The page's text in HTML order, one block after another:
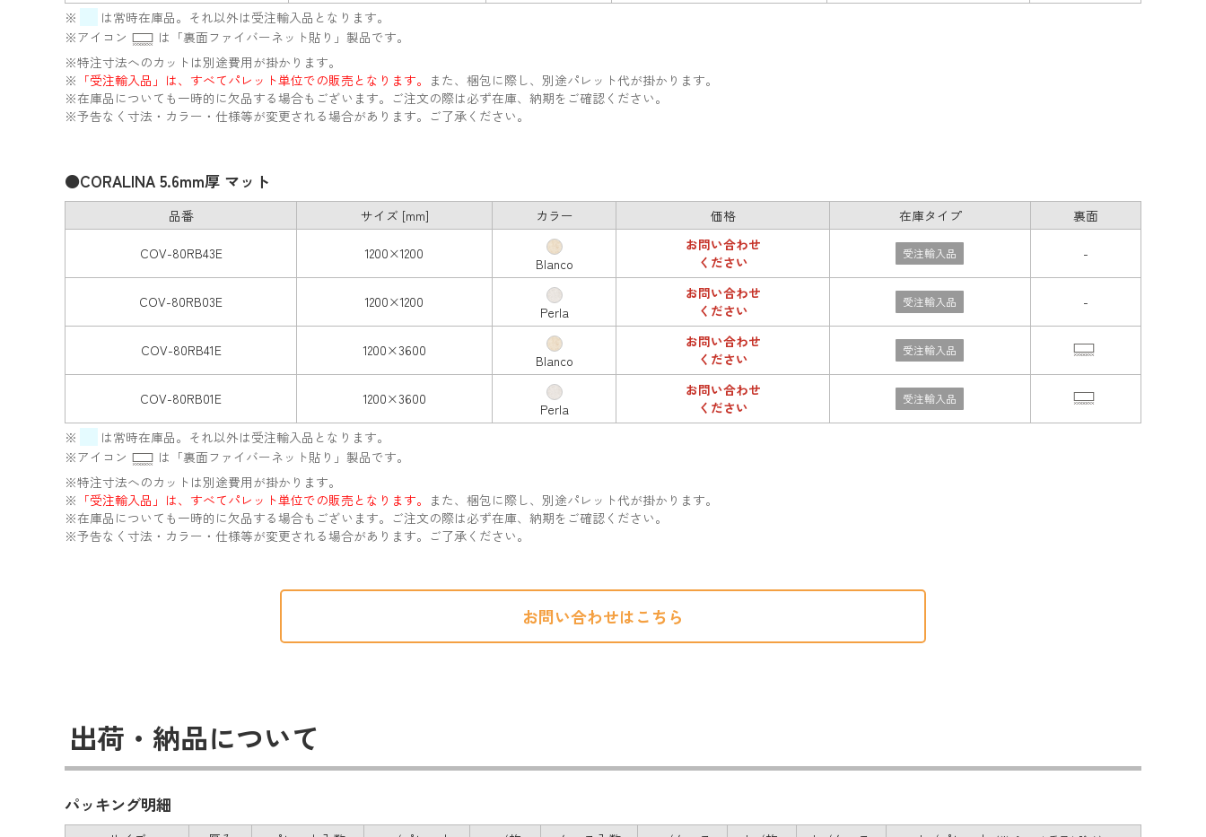
※
は常時在庫品。それ以外は受注輸入品となります。
※アイコン
は「裏面ファイバーネット貼り」製品です。
※特注寸法へのカットは別途費用が掛かります。
※ 「受注輸入品」は、すべてパレット単位での販売となります。 また、梱包に際し、別途パレット代が掛かります。
※在庫品についても一時的に欠品する場合もございます。ご注文の際は必ず在庫、納期をご確認ください。
※予告なく寸法・カラー・仕様等が変更される場合があります。ご了承ください。
●CORALINA 5.6mm厚 マット
品番 サイズ [mm] カラー 価格 在庫タイプ 裏面
COV-80RB43E 1200×1200
Blanco
お問い合わせ
ください
受注輸入品 -
COV-80RB03E 1200×1200
Perla
お問い合わせ
ください
受注輸入品 -
COV-80RB41E 1200×3600
Blanco
お問い合わせ
ください
受注輸入品
COV-80RB01E 1200×3600
Perla
お問い合わせ
ください
受注輸入品
※
は常時在庫品。それ以外は受注輸入品となります。
※アイコン
は「裏面ファイバーネット貼り」製品です。
※特注寸法へのカットは別途費用が掛かります。
※ 「受注輸入品」は、すべてパレット単位での販売となります。 また、梱包に際し、別途パレット代が掛かります。
※在庫品についても一時的に欠品する場合もございます。ご注文の際は必ず在庫、納期をご確認ください。
※予告なく寸法・カラー・仕様等が変更される場合があります。ご了承ください。
お問い合わせはこちら
出荷・納品について
パッキング明細